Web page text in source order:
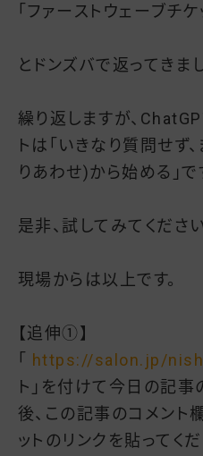
「ファーストウェーブチケ
とドンズバで返ってきまし
繰り返しますが、
トは「いきなり質問せず
りあわせ)から始める」で
是非、試してみてください
現場からは以上です。
【追伸①】
「 https://salon.jp/
ト」を付けて今日の記事
後、この記事のコメント
ットのリンクを貼ってく